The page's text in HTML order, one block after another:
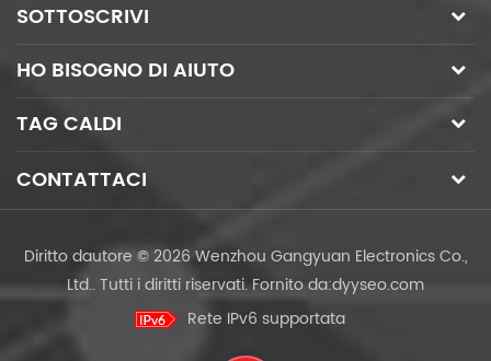
SOTTOSCRIVI
HO BISOGNO DI AIUTO
TAG CALDI
CONTATTACI
Diritto dautore © 2026 Wenzhou Gangyuan Electronics Co.,
Ltd.. Tutti i diritti riservati.Fornito da:dyyseo.com
Rete IPv6 supportata